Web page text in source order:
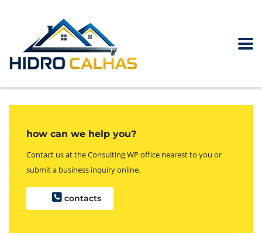
how can we help you?
Contact us at the Consulting WP office nearest to you or
submit a business inquiry online.
contacts